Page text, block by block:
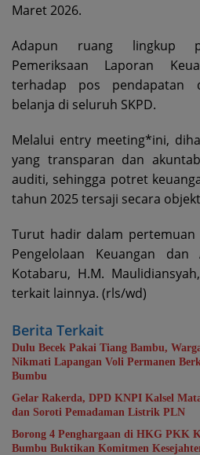
Maret 2026.
Adapun ruang lingkup
Pemeriksaan Laporan
terhadap pos pendapatan
belanja di seluruh SKPD.
Melalui entry meeting*ini,
yang transparan dan
auditi, sehingga potret
tahun 2025 tersaji secara
Turut hadir dalam pertemuan
Pengelolaan Keuangan dan
Kotabaru, H.M.
terkait lainnya. (rls/wd)
Berita Terkait
Dulu Becek Pakai Tiang Bambu,
Nikmati Lapangan Voli Permanen
Bumbu
Gelar Rakerda, DPD KNPI Kalsel
dan Soroti Pemadaman Listrik PLN
Borong 4 Penghargaan di HKG PKK
Bumbu Buktikan Komitmen